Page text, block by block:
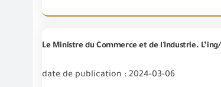
date de publication : 2024-03-06